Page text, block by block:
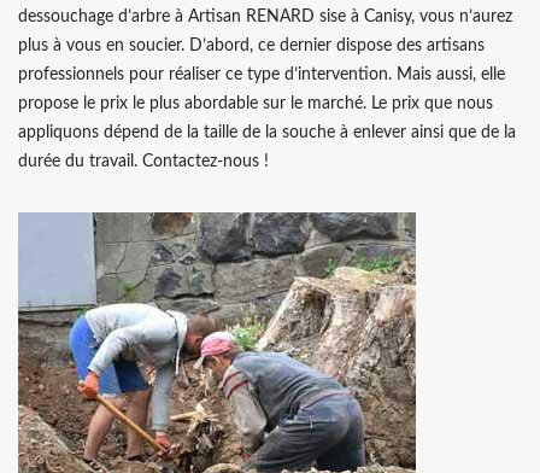
dessouchage d’arbre à Artisan RENARD sise à Canisy, vous n’aurez
plus à vous en soucier. D’abord, ce dernier dispose des artisans
professionnels pour réaliser ce type d’intervention. Mais aussi, elle
propose le prix le plus abordable sur le marché. Le prix que nous
appliquons dépend de la taille de la souche à enlever ainsi que de la
durée du travail. Contactez-nous !